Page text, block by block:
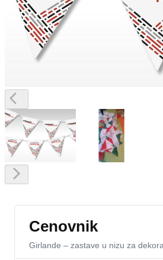
Cenovnik
Girlande – zastave u nizu za